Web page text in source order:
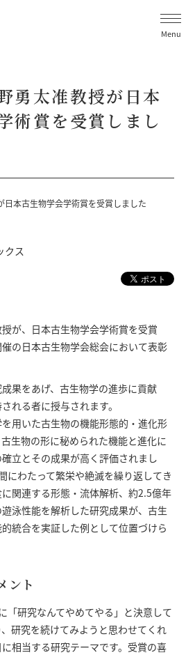
Menu
勇太准教授が日本
術賞を受賞しまし
日本古生物学会学術賞を受賞しました
クス
が、日本古生物学会学術賞を受賞
の日本古生物学会総会において表彰
果をあげ、古生物学の進歩に貢献
れる者に授与されます。
用いた古生物の機能形態的・進化形
生物の形に秘められた機能と進化に
立とその成果が高く評価されまし
にわたって繁栄や絶滅を繰り返してき
関連する形態・流体解析、約2.5億年
泳性能を解析した研究成果が、古生
統合を実証した例として位置づけら
ント
「研究なんてやめてやる」と決意して
研究を続けてみようと思わせてくれ
相当する研究テーマです。受賞の喜